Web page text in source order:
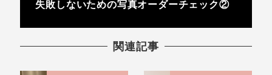
失敗しないための写真オーダーチェック②
関連記事